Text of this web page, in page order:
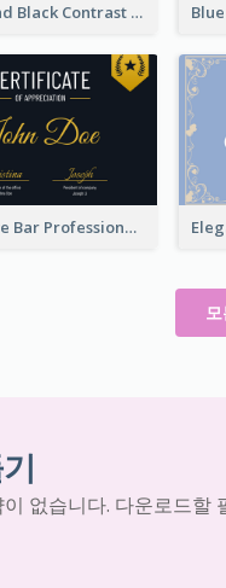
Yellow And Black Contrast Simple Certificate
Gold Wave Bar Professional Certificate of Appreciation
없습니다. 다운로드할